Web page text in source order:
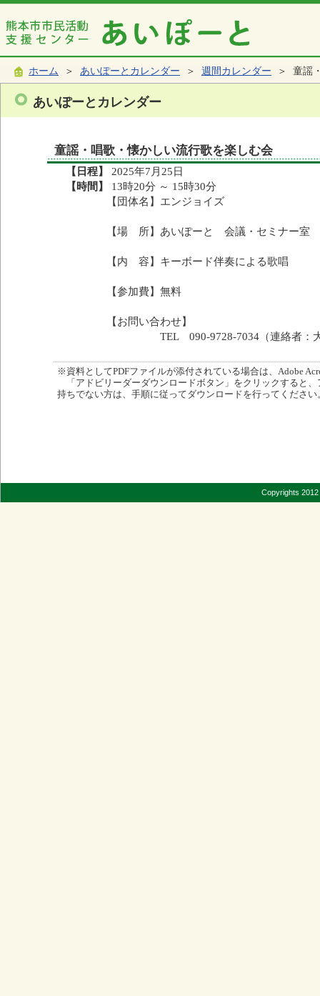
ホーム ＞ あいぽーとカレンダー ＞ 週間カレンダー ＞ 童謡
あいぽーとカレンダー
童謡・唱歌・懐かしい流行歌を楽しむ会
【日程】
2025年7月25日
【時間】
13時20分 ～ 15時30分
【団体名】エンジョイズ
【場 所】あいぽーと 会議・セミナー室
【内 容】キーボード伴奏による歌唱
【参加費】無料
【お問い合わせ】
TEL 090-9728-7034（連絡者：大
※資料としてPDFファイルが添付されている場合は、Adobe
「アドビリーダーダウンロードボタン」をクリックすると
持ちでない方は、手順に従ってダウンロードを行ってください
Copyrights